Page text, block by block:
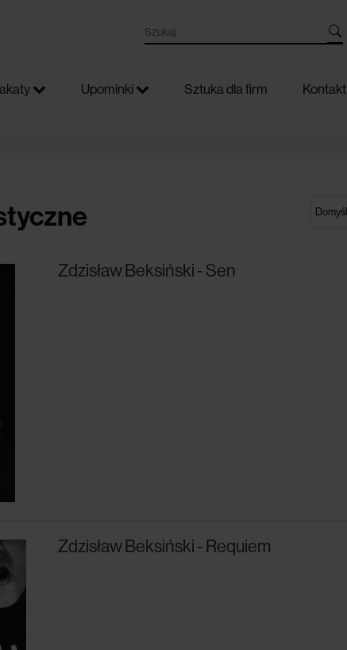
Upominki Sztuka dla firm Kontakt
Zdzisław Beksiński - Sen
Zdzisław Beksiński - Requiem